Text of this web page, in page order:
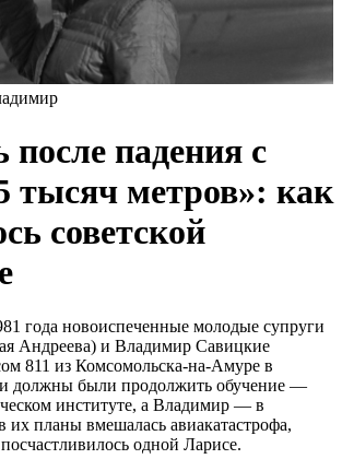
падения с
тысяч метров»: как
советской
года новоиспеченные молодые супруги
Андреева) и Владимир Савицкие
811 из Комсомольска-на-Амуре в
должны были продолжить обучение —
институте, а Владимир — в
планы вмешалась авиакатастрофа,
одной Ларисе.